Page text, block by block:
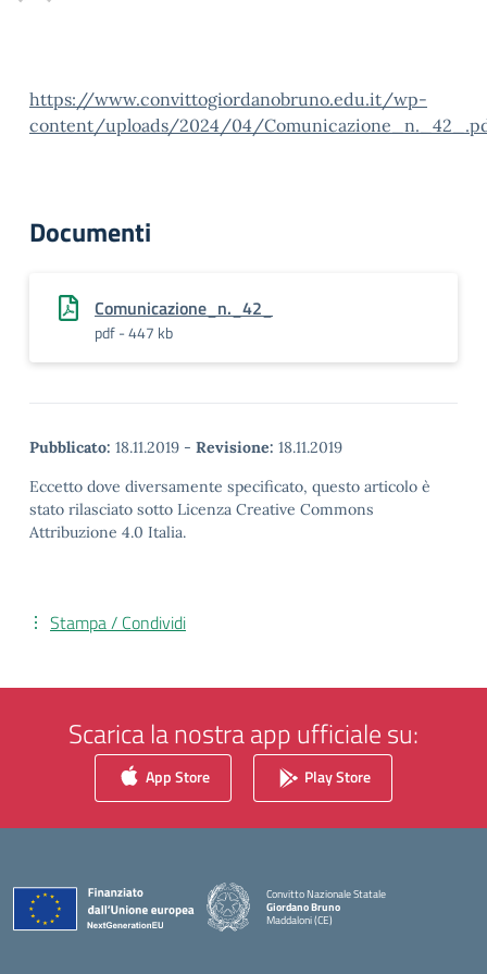
https://www.convittogiordanobruno.edu.it/wp-
content/uploads/2024/04/
Documenti
Comunicazione_n._42_
pdf - 447 kb
Pubblicato: 18.11.2019 - Revisione: 18.11.2019
Eccetto dove diversamente specificato, questo articolo è
stato rilasciato sotto Licenza Creative Commons
Attribuzione 4.0 Italia.
Stampa / Condividi
Scarica la nostra app ufficiale su:
App Store Play Store
Convitto Nazionale Statale
Giordano Bruno
Maddaloni (CE)